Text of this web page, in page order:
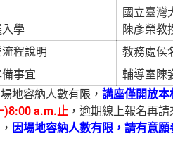
學
國立臺灣
陳彥榮教
程說明
教務處侯
事宜
輔導室陳
場地容納人數有限，講座僅開放本
)8:00 a.m.止 ，逾期線上報名再請
因場地容納人數有限，請有意